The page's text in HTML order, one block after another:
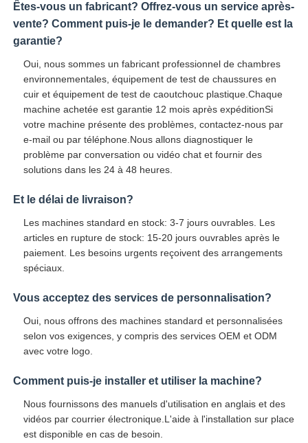
Êtes-vous un fabricant? Offrez-vous un service après-
vente? Comment puis-je le demander? Et quelle est la
garantie?
Oui, nous sommes un fabricant professionnel de chambres
environnementales, équipement de test de chaussures en
cuir et équipement de test de caoutchouc plastique.Chaque
machine achetée est garantie 12 mois après expéditionSi
votre machine présente des problèmes, contactez-nous par
e-mail ou par téléphone.Nous allons diagnostiquer le
problème par conversation ou vidéo chat et fournir des
solutions dans les 24 à 48 heures.
Et le délai de livraison?
Les machines standard en stock: 3-7 jours ouvrables. Les
articles en rupture de stock: 15-20 jours ouvrables après le
paiement. Les besoins urgents reçoivent des arrangements
spéciaux.
Vous acceptez des services de personnalisation?
Oui, nous offrons des machines standard et personnalisées
selon vos exigences, y compris des services OEM et ODM
avec votre logo.
Comment puis-je installer et utiliser la machine?
Nous fournissons des manuels d'utilisation en anglais et des
vidéos par courrier électronique.L'aide à l'installation sur place
est disponible en cas de besoin.